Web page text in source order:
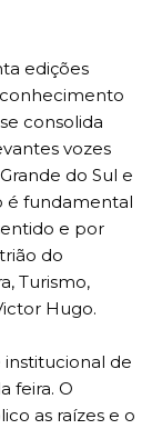
edições
consolida
vozes
do Sul e
é fundamental
e por
do
Turismo,
Hugo.
de
feira. O
as raízes e o